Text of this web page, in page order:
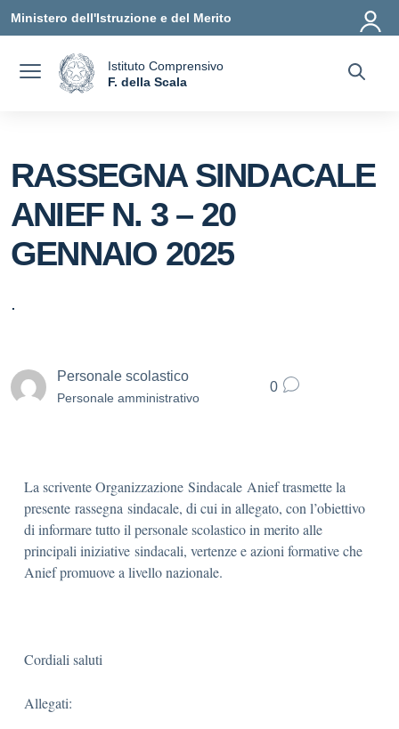
Ministero dell'Istruzione e del Merito
Istituto Comprensivo
F. della Scala
RASSEGNA SINDACALE
ANIEF N. 3 – 20
GENNAIO 2025
.
Personale scolastico
Personale amministrativo
0
La scrivente Organizzazione Sindacale Anief trasmette la
presente rassegna sindacale, di cui in allegato, con l’obiettivo
di informare tutto il personale scolastico in merito alle
principali iniziative sindacali, vertenze e azioni formative che
Anief promuove a livello nazionale.
Cordiali saluti
Allegati: